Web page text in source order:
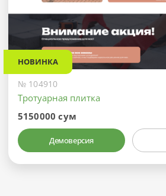
НОВИНКА
№ 104910
Тротуарная плитка
5150000 сум
Демоверсия